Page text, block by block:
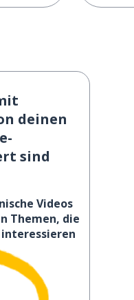
deinen
sind
Videos
Themen, die
interessieren